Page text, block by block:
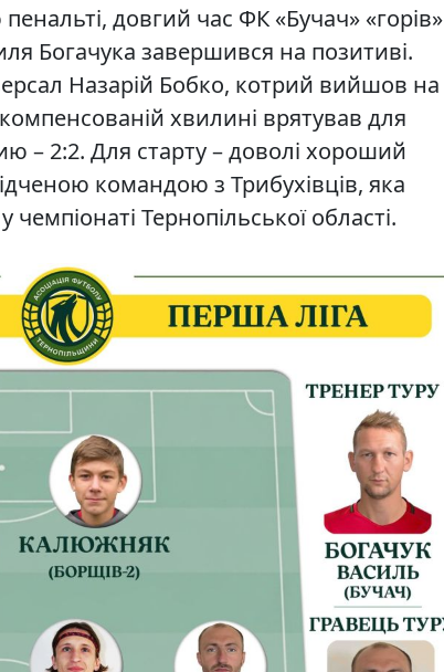
довгий час ФК «Бучач» «горів»
Богачука завершився на позитиві.
Назарій Бобко, котрий вийшов на
хвилині врятував для
– 2:2. Для старту – доволі хороший
командою з Трибухівців, яка
Тернопільської області.